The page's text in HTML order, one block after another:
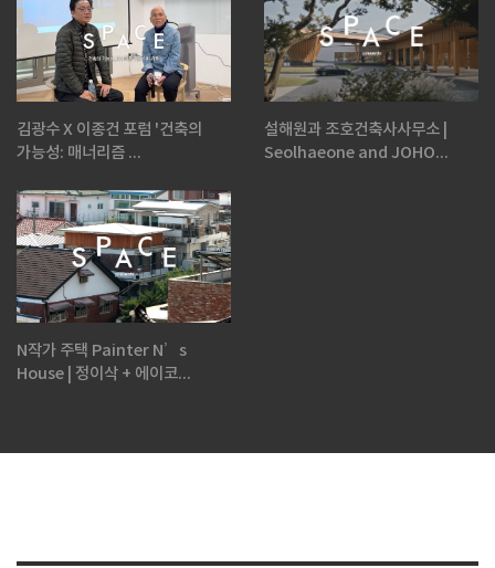
김광수 X 이종건 포럼 '건축의
가능성: 매너리즘 ...
설해원과 조호건축사사무소 |
Seolhaeone and JOHO...
N작가 주택 Painter N’s
House | 정이삭 + 에이코...